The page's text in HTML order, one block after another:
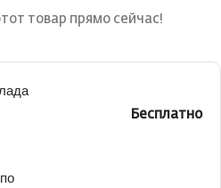
товар прямо сейчас!
Бесплатно